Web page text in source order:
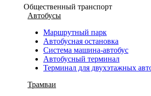
Общественный транспорт
Автобусы
Маршрутный парк
Автобусная остановка
Система машина-автобус
Автобусный терминал
Терминал для двухэтажных
Трамваи